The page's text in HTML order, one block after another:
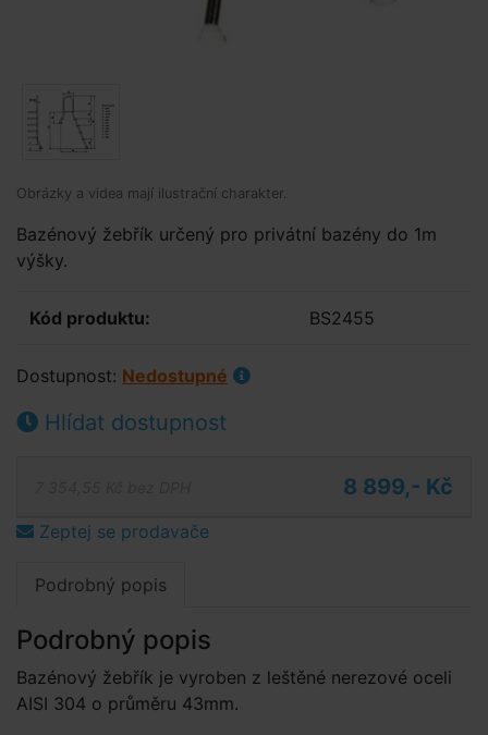
Obrázky a videa mají ilustrační charakter.
Bazénový žebřík určený pro privátní bazény do 1m
výšky.
Kód produktu: BS2455
Dostupnost: Nedostupné
Hlídat dostupnost
8 899,- Kč
Zeptej se prodavače
Podrobný popis
Podrobný popis
Bazénový žebřík je vyroben z leštěné nerezové oceli
AISI 304 o průměru 43mm.